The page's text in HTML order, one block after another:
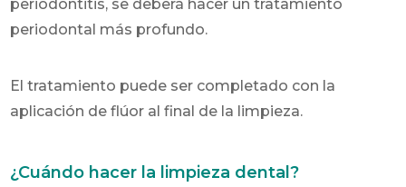
periodontitis, se deberá hacer un tratamiento
periodontal más profundo.
El tratamiento puede ser completado con la
aplicación de flúor al final de la limpieza.
¿Cuándo hacer la limpieza dental?